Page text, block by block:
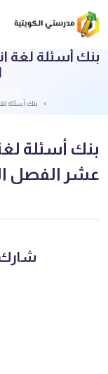
بنك أسئلة لغة
بنك أسئلة لغة
بنك أسئلة
عشر الفصل الثاني